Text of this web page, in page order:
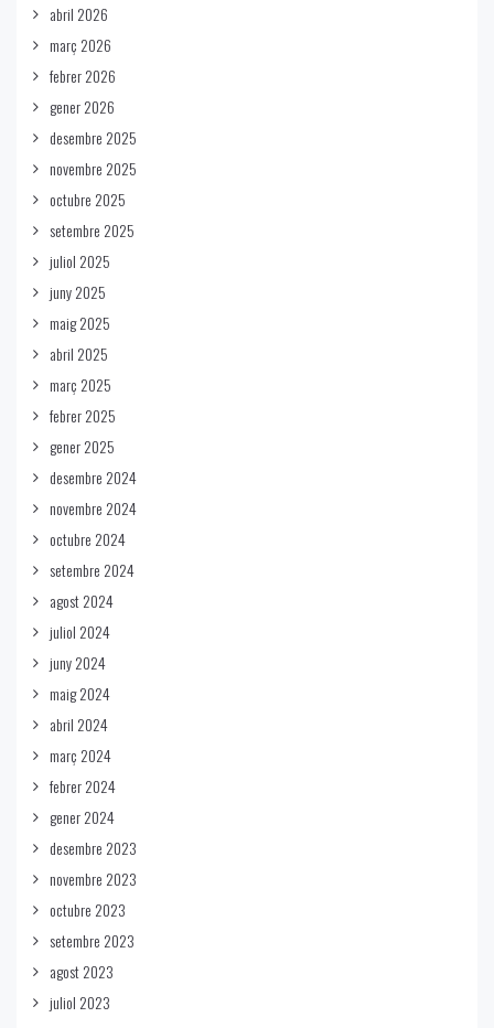
abril 2026
març 2026
febrer 2026
gener 2026
desembre 2025
novembre 2025
octubre 2025
setembre 2025
juliol 2025
juny 2025
maig 2025
abril 2025
març 2025
febrer 2025
gener 2025
desembre 2024
novembre 2024
octubre 2024
setembre 2024
agost 2024
juliol 2024
juny 2024
maig 2024
abril 2024
març 2024
febrer 2024
gener 2024
desembre 2023
novembre 2023
octubre 2023
setembre 2023
agost 2023
juliol 2023